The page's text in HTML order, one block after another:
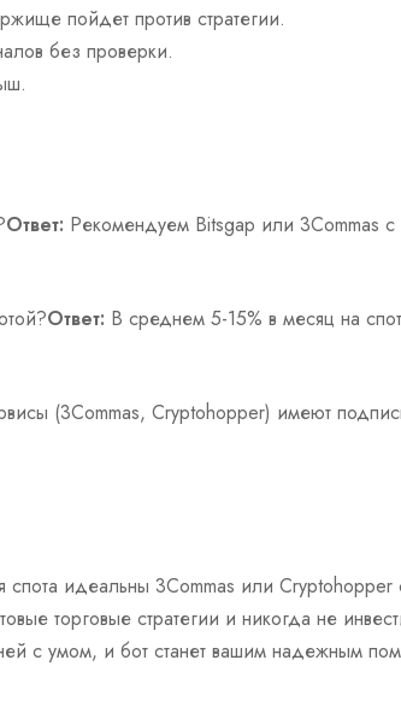
пойдет против стратегии.
без проверки.
Ответ: Рекомендуем Bitsgap или 3Commas с
Ответ: В среднем 5-15% в месяц на
(3Commas, Cryptohopper) имеют
спота идеальны 3Commas или
торговые стратегии и никогда не
с умом, и бот станет вашим надежным